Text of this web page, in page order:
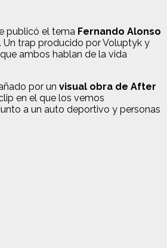
publicó el tema Fernando Alonso
. Un trap producido por Voluptyk y
ambos hablan de la vida
por un visual obra de After
en el que los vemos
a un auto deportivo y personas